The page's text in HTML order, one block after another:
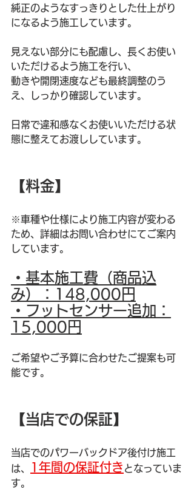
純正のようなすっきりとした仕上がり
になるよう施工しています。
見えない部分にも配慮し、長くお使い
いただけるよう施工を行い、
動きや開閉速度なども最終調整のう
え、しっかり確認しています。
日常で違和感なくお使いいただける状
態に整えてお渡ししています。
【料金】
※車種や仕様により施工内容が変わる
ため、詳細はお問い合わせにてご案内
しています。
・基本施工費（商品込
み）：148,000円
・フットセンサー追加：
15,000円
ご希望やご予算に合わせたご提案も可
能です。
【当店での保証】
当店でのパワーバックドア後付け施工
は、
1年間の保証付き となっていま
す。